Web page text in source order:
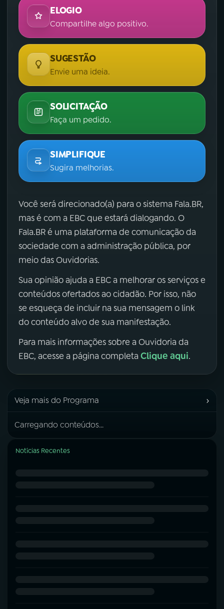
ELOGIO
Compartilhe algo positivo.
SUGESTÃO
Envie uma ideia.
SOLICITAÇÃO
Faça um pedido.
SIMPLIFIQUE
Sugira melhorias.
Você será direcionado(a) para o sistema Fala.BR,
mas é com a EBC que estará dialogando. O
Fala.BR é uma plataforma de comunicação da
sociedade com a administração pública, por
meio das Ouvidorias.
Sua opinião ajuda a EBC a melhorar os serviços e
conteúdos ofertados ao cidadão. Por isso, não
se esqueça de incluir na sua mensagem o link
do conteúdo alvo de sua manifestação.
Para mais informações sobre a Ouvidoria da
EBC, acesse a página completa Clique aqui.
Veja mais do Programa ›
Carregando conteúdos...
Notícias Recentes